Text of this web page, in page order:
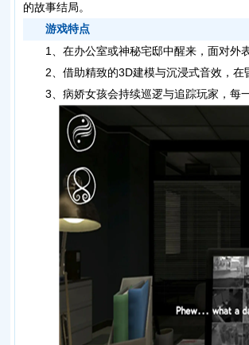
的故事结局。
游戏特点
1、在办公室或神秘宅邸中醒来，面对外表
2、借助精致的3D建模与沉浸式音效，在
3、病娇女孩会持续巡逻与追踪玩家，每一